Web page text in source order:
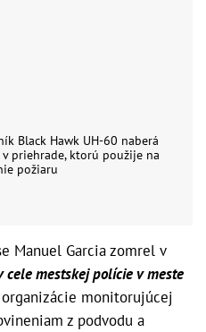
Black Hawk UH-60 naberá
priehrade, ktorú použije na
požiaru
Manuel Garcia zomrel v
mestskej polície v meste
monitorujúcej
z podvodu a